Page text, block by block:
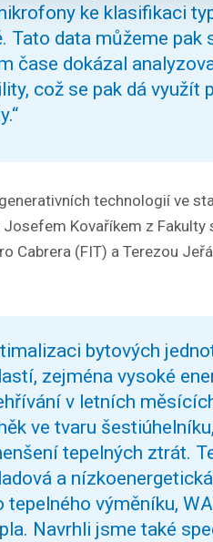
ke klasifikaci
Tato data můžeme pak
čase dokázal
což se pak dá využít
technologií ve
Kovaříkem z
Cabrera (FIT) a Terezou
bytových
zejména vysoké
v letních
ve tvaru
tepelných ztrát.
a
výměníku,
Navrhli jsme také